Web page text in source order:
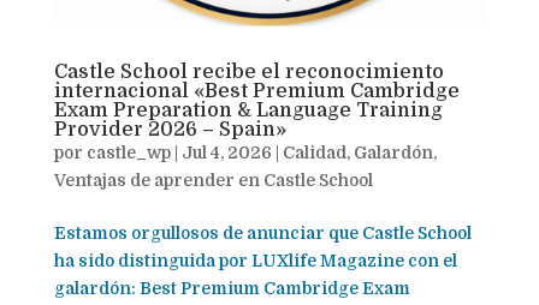
Castle School recibe el reconocimiento
internacional «Best Premium Cambridge
Exam Preparation & Language Training
Provider 2026 – Spain»
por castle_wp| Jul 4, 2026 Calidad, Galardón,
Ventajas de aprender en Castle School
Estamos orgullosos de anunciar que Castle School
ha sido distinguida por LUXlife Magazine con el
galardón: Best Premium Cambridge Exam